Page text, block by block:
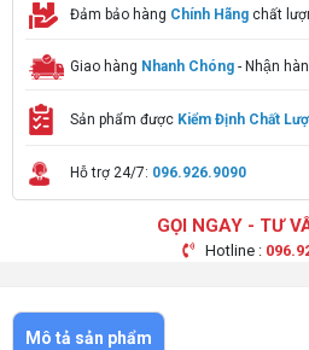
Đảm bảo hàng Chính Hãng chất
Giao hàng Nhanh Chóng - Nhận
Sản phẩm được Kiểm Định Chất
Hỗ trợ 24/7: 096.926.9090
GỌI NGAY - TƯ
Hotline :
Mô tả sản phẩm